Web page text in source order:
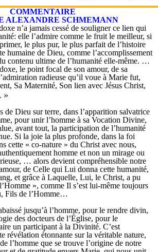
COMMENTAIRE
ALEXANDRE SCHMEMANN
n’a jamais cessé de souligner ce lien qui
elle l’admire comme le fruit le meilleur, si
le plus pur, le plus parfait de l’histoire
humaine de Dieu, comme l’accomplissement
contenu ultime de l’humanité elle-même. …
le point focal de son amour, de sa
radieuse qu’il voue à Marie fut,
Sa Maternité, Son lien avec Jésus Christ,
»
de Dieu sur terre, dans l’apparition salvatrice
pour unir l’homme à sa Vocation Divine,
avant tout, la participation de l’humanité
Si la joie la plus profonde, dans la foi
cette « co-nature » du Christ avec nous,
homme et non un mirage ou
… alors devient compréhensible notre
de Celle qui Lui donna cette humanité,
et grâce à Laquelle, Lui, le Christ, a pu
», comme Il s’est lui-même toujours
Fils de l’Homme…
jusqu’à l’homme, pour le rendre divin,
des docteurs de l’Église, pour le
un participant à la Divinité. C’est
révélation étonnante sur la véritable nature,
l’homme que se trouve l’origine de notre